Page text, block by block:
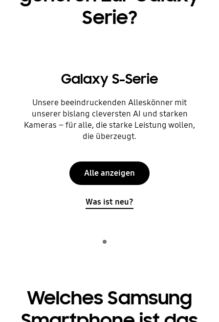
Serie?
Galaxy S-Serie
Unsere beeindruckenden Alleskönner mit
unserer bislang cleversten AI und starken
Kameras – für alle, die starke Leistung wollen,
die überzeugt.
Alle anzeigen
Was ist neu?
Welches Samsung